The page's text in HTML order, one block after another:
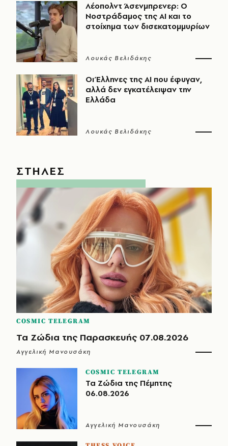
Λέοπολντ Άσενμπρενερ: Ο
Νοστράδαμος της AI και το
στοίχημα των δισεκατομμυρίων
Λουκάς Βελιδάκης
Οι Έλληνες της ΑΙ που έφυγαν,
αλλά δεν εγκατέλειψαν την
Ελλάδα
Λουκάς Βελιδάκης
ΣΤΗΛΕΣ
COSMIC TELEGRAM
Τα Ζώδια της Παρασκευής 07.08.2026
Αγγελική Μανουσάκη
COSMIC TELEGRAM
Τα Ζώδια της Πέμπτης
06.08.2026
Αγγελική Μανουσάκη